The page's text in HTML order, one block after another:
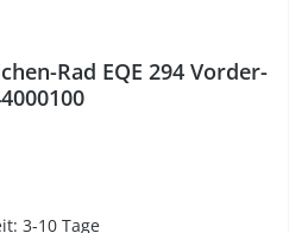
Rad EQE 294 Vorder-
3-10 Tage